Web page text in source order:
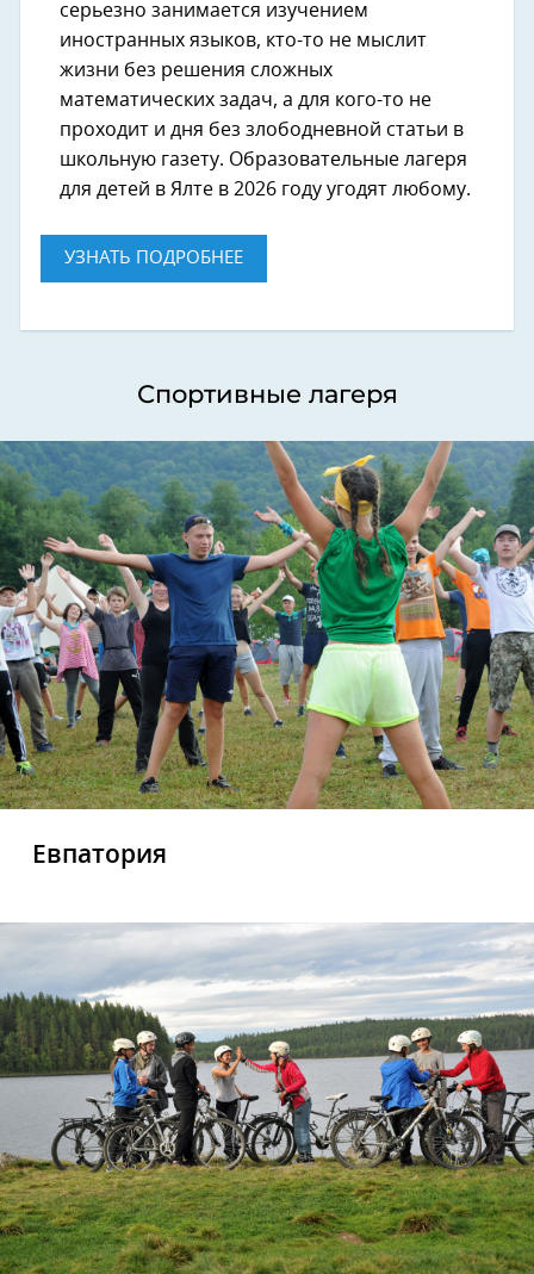
серьезно занимается изучением
иностранных языков, кто-то не мыслит
жизни без решения сложных
математических задач, а для кого-то не
проходит и дня без злободневной статьи в
школьную газету. Образовательные лагеря
для детей в Ялте в 2026 году угодят любому.
УЗНАТЬ ПОДРОБНЕЕ
Спортивные лагеря
Евпатория